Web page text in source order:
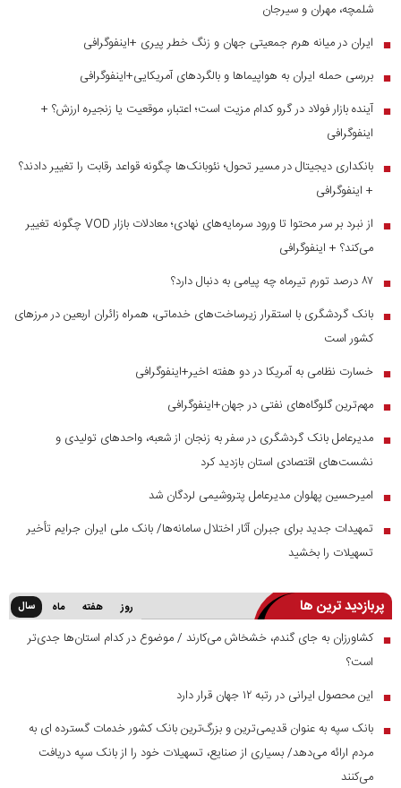
شلمچه، مهران و سیرجان
■ ایران در میانه هرم جمعیتی جهان و زنگ خطر پیری +اینفوگرافی
■ بررسی حمله ایران به هواپیماها و بالگردهای آمریکایی+اینفوگرافی
■ آینده بازار فولاد در گرو کدام مزیت است؛ اعتبار، موقعیت یا زنجیره ارزش؟ +
اینفوگرافی
■ بانکداری دیجیتال در مسیر تحول؛ نئوبانک‌ها چگونه قواعد رقابت را تغییر دادند؟
+ اینفوگرافی
■
از نبرد بر سر محتوا تا ورود سرمایه‌های نهادی؛ معادلات بازار VOD چگونه تغییر
می‌کند؟ + اینفوگرافی
■ ۸۷ درصد تورم تیرماه چه پیامی به دنبال دارد؟
■ بانک گردشگری با استقرار زیرساخت‌های خدماتی، همراه زائران اربعین در مرز‌های
کشور است
■ خسارت نظامی به آمریکا در دو هفته اخیر+اینفوگرافی
■ مهم‌ترین گلوگاه‌های نفتی در جهان+اینفوگرافی
■ مدیرعامل بانک گردشگری در سفر به زنجان از شعبه، واحدهای تولیدی و
نشست‌های اقتصادی استان بازدید کرد
■ امیرحسین پهلوان مدیرعامل پتروشیمی لردگان شد
■
تمهیدات جدید برای جبران آثار اختلال سامانه‌ها/ بانک ملی ایران جرایم تأخیر
تسهیلات را بخشید
پربازدید ترین ها روز هفته ماه سال
■ کشاورزان به جای گندم، خشخاش می‌کارند / موضوع در کدام استان‌ها جدی‌تر
است؟
■ این محصول ایرانی در رتبه ۱۲ جهان قرار دارد
■ بانک سپه به عنوان قدیمی‌ترین و بزرگ‌ترین بانک کشور خدمات گسترده ای به
مردم ارائه می‌دهد/ بسیاری از صنایع، تسهیلات خود را از بانک سپه دریافت
می‌کنند